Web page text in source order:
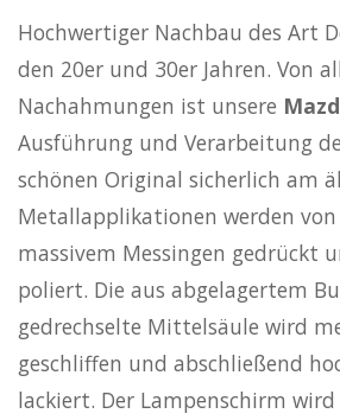
Hochwertiger Nachbau des Art
den 20er und 30er Jahren. Von
Nachahmungen ist unsere
Ausführung und Verarbeitung
schönen Original sicherlich am
Metallapplikationen werden
massivem Messingen gedrückt
poliert. Die aus abgelagertem
gedrechselte Mittelsäule wird
geschliffen und abschließend
lackiert. Der Lampenschirm